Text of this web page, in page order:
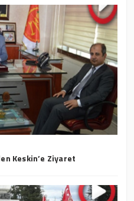
Keskin’e Ziyaret